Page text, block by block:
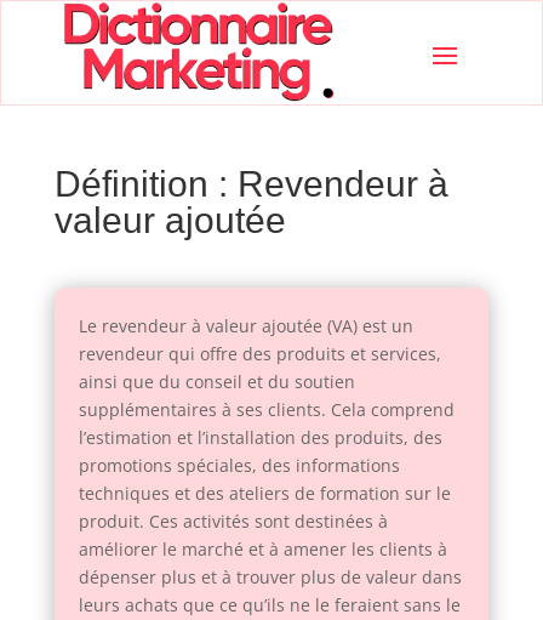
Définition : Revendeur à
valeur ajoutée
Le revendeur à valeur ajoutée (VA) est un
revendeur qui offre des produits et services,
ainsi que du conseil et du soutien
supplémentaires à ses clients. Cela comprend
l’estimation et l’installation des produits, des
promotions spéciales, des informations
techniques et des ateliers de formation sur le
produit. Ces activités sont destinées à
améliorer le marché et à amener les clients à
dépenser plus et à trouver plus de valeur dans
leurs achats que ce qu’ils ne le feraient sans le